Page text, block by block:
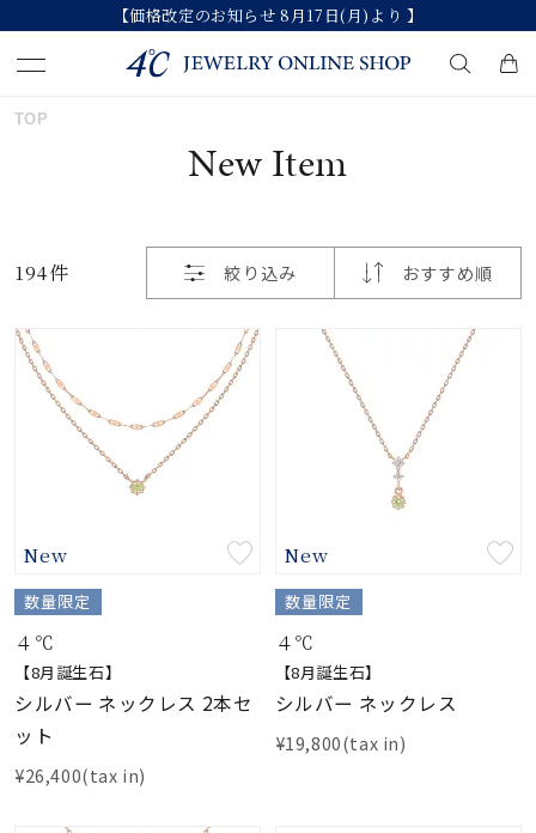
【価格改定のお知らせ 8月17日(月)より 】
#ペア #エタニティ
ブランド
すべてのジュエリー
カラー
誕生石
TOP
New Item
194件 絞り込み おすすめ順
価格が高い
お気に入り登録数
New
数量限定
４℃
【8月誕生石】
シルバー ネックレス 2本セ
ット
¥26,400(tax in)
New
数量限定
４℃
【8月誕生石】
シルバー ネックレス
¥19,800(tax in)